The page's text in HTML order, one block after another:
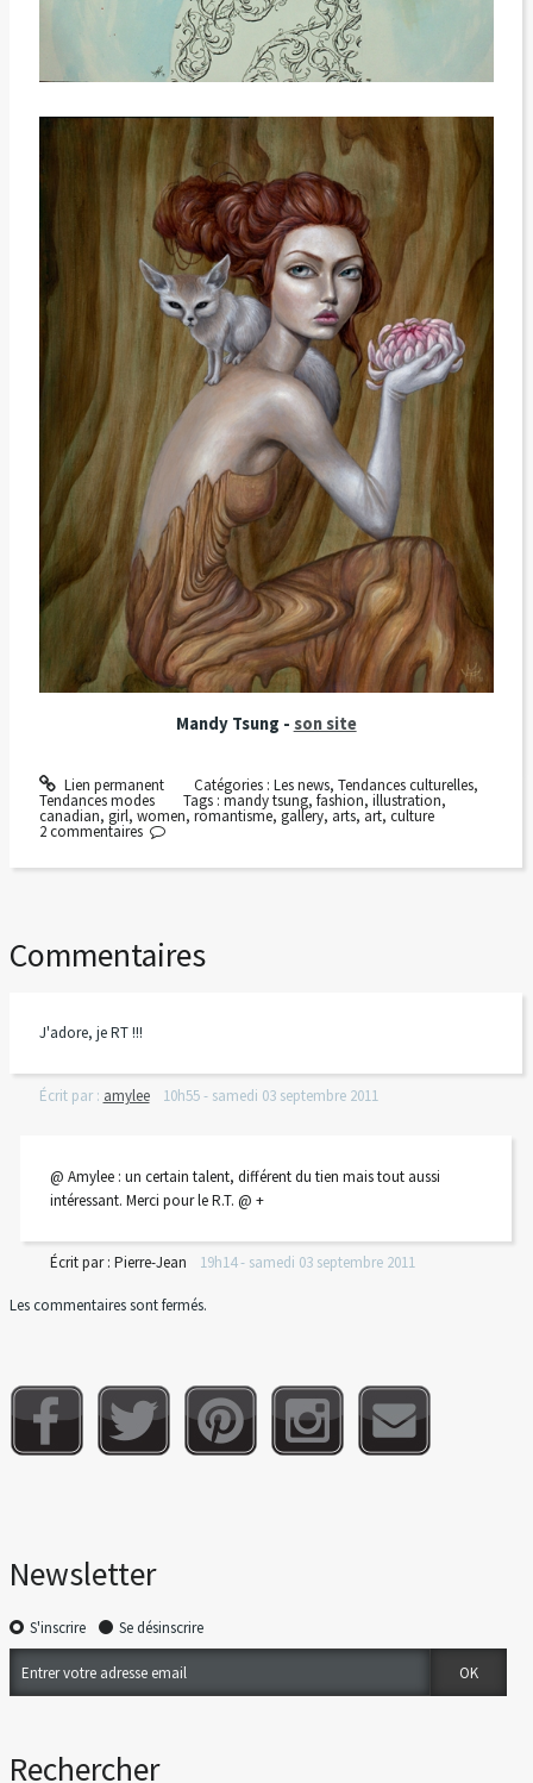
Mandy Tsung - son site
Lien permanent Catégories : Les news, Tendances culturelles,
Tendances modes Tags :mandy tsung,fashion,illustration,
canadian, girl, women, romantisme, gallery, arts, art, culture
2 commentaires
Commentaires
J'adore, je RT !!!
Écrit par : amylee 10h55- samedi 03 septembre 2011
@ Amylee : un certain talent, différent du tien mais tout aussi
intéressant. Merci pour le R.T. @ +
Écrit par : Pierre-Jean 19h14- samedi 03 septembre 2011
Les commentaires sont fermés.
Newsletter
S'inscrire Se désinscrire
Rechercher